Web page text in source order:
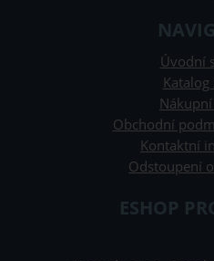
Úvodní
Obchodní
Kontaktní
Odstoupení
ESHOP